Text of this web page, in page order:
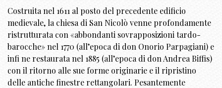
Costruita nel 1611 al posto del precedente edificio
medievale, la chiesa di San Nicolò venne profondamente
ristrutturata con «abbondanti sovrapposizioni tardo-
barocche» nel 1770 (all’epoca di don Onorio Parpagiani) e
infi ne restaurata nel 1885 (all’epoca di don Andrea Biffis)
con il ritorno alle sue forme originarie e il ripristino
delle antiche finestre rettangolari. Pesantemente